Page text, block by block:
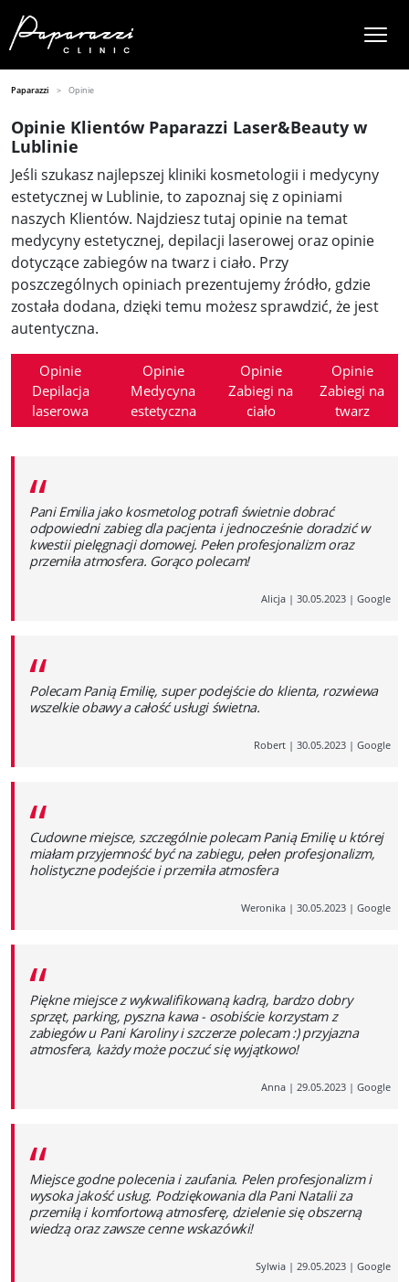
Paparazzi Opinie
Opinie Klientów Paparazzi Laser&Beauty w
Lublinie
Jeśli szukasz najlepszej kliniki kosmetologii i medycyny
estetycznej w Lublinie, to zapoznaj się z opiniami
naszych Klientów. Najdziesz tutaj opinie na temat
medycyny estetycznej, depilacji laserowej oraz opinie
dotyczące zabiegów na twarz i ciało. Przy
poszczególnych opiniach prezentujemy źródło, gdzie
została dodana, dzięki temu możesz sprawdzić, że jest
autentyczna.
Opinie
Depilacja
laserowa
Opinie
Medycyna
estetyczna
Opinie
Zabiegi na
ciało
Opinie
Zabiegi na
twarz
“
Pani Emilia jako kosmetolog potrafi świetnie dobrać
odpowiedni zabieg dla pacjenta i jednocześnie doradzić w
kwestii pielęgnacji domowej. Pełen profesjonalizm oraz
przemiła atmosfera. Gorąco polecam!
Alicja | 30.05.2023 | Google
“
Polecam Panią Emilię, super podejście do klienta, rozwiewa
wszelkie obawy a całość usługi świetna.
Robert | 30.05.2023 | Google
“
Cudowne miejsce, szczególnie polecam Panią Emilię u której
miałam przyjemność być na zabiegu, pełen profesjonalizm,
holistyczne podejście i przemiła atmosfera
Weronika | 30.05.2023 | Google
“
Piękne miejsce z wykwalifikowaną kadrą, bardzo dobry
sprzęt, parking, pyszna kawa - osobiście korzystam z
zabiegów u Pani Karoliny i szczerze polecam :) przyjazna
atmosfera, każdy może poczuć się wyjątkowo!
Anna | 29.05.2023 | Google
“
Miejsce godne polecenia i zaufania. Pelen profesjonalizm i
wysoka jakość usług. Podziękowania dla Pani Natalii za
przemiłą i komfortową atmosferę, dzielenie się obszerną
wiedzą oraz zawsze cenne wskazówki!
Sylwia | 29.05.2023 | Google